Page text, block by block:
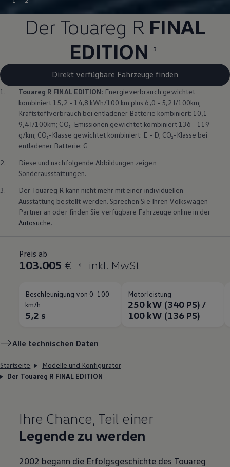
Der Touareg R FINAL
EDITION
3
Direkt verfügbare Fahrzeuge finden
1. Touareg R FINAL EDITION: Energieverbrauch gewichtet
kombiniert 15,2 - 14,8 kWh/100 km plus 6,0 - 5,2 l/100km;
Kraftstoffverbrauch bei entladener Batterie kombiniert: 10,1 -
9,4 l/100km; CO₂-Emissionen gewichtet kombiniert 136 - 119
g/km; CO₂-Klasse gewichtet kombiniert: E - D; CO₂-Klasse bei
entladener Batterie: G
2.
Diese und nachfolgende Abbildungen zeigen
Sonderausstattungen.
3.
Der Touareg R kann nicht mehr mit einer individuellen
Ausstattung bestellt werden. Sprechen Sie Ihren Volkswagen
Partner an oder finden Sie verfügbare Fahrzeuge online in der
Autosuche.
Preis ab
103.005 € 4 inkl. MwSt
Beschleunigung von 0–100
km/h
5,2 s
Motorleistung
250 kW (340 PS) /
100 kW (136 PS)
Alle technischen Daten
Startseite
Modelle und Konfigurator
Der Touareg R FINAL EDITION
Ihre Chance, Teil einer
Legende zu werden
2002 begann die Erfolgsgeschichte des Touareg